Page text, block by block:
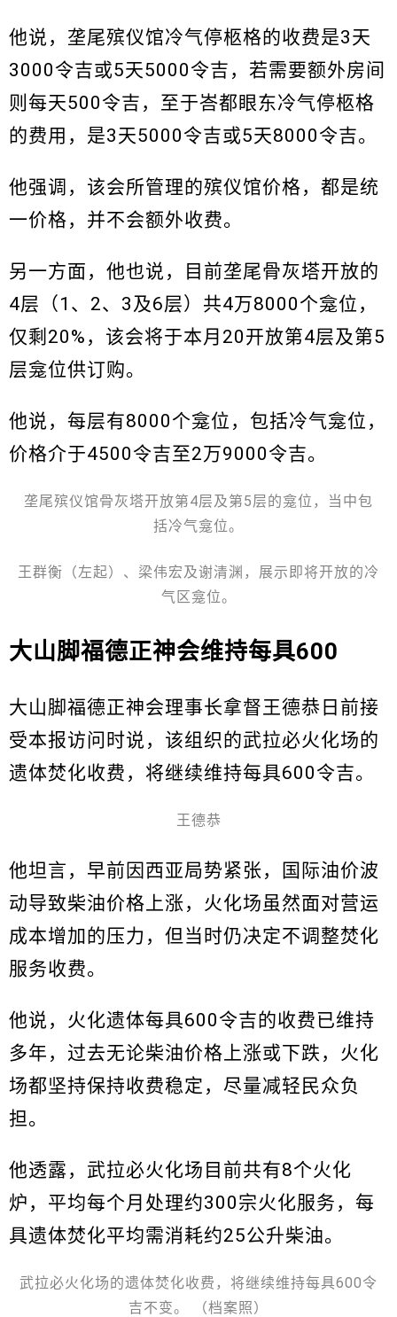
他说，垄尾殡仪馆冷气停柩格的收费是3天
3000令吉或5天5000令吉，若需要额外房间
则每天500令吉，至于峇都眼东冷气停柩格
的费用，是3天5000令吉或5天8000令吉。
他强调，该会所管理的殡仪馆价格，都是统
一价格，并不会额外收费。
另一方面，他也说，目前垄尾骨灰塔开放的
4层（1、2、3及6层）共4万8000个龛位，
仅剩20%，该会将于本月20开放第4层及第5
层龛位供订购。
他说，每层有8000个龛位，包括冷气龛位，
价格介于4500令吉至2万9000令吉。
垄尾殡仪馆骨灰塔开放第4层及第5层的龛位，当中包
括冷气龛位。
王群衡（左起）、梁伟宏及谢清渊，展示即将开放的冷
气区龛位。
大山脚福德正神会维持每具600
大山脚福德正神会理事长拿督王德恭日前接
受本报访问时说，该组织的武拉必火化场的
遗体焚化收费，将继续维持每具600令吉。
王德恭
他坦言，早前因西亚局势紧张，国际油价波
动导致柴油价格上涨，火化场虽然面对营运
成本增加的压力，但当时仍决定不调整焚化
服务收费。
他说，火化遗体每具600令吉的收费已维持
多年，过去无论柴油价格上涨或下跌，火化
场都坚持保持收费稳定，尽量减轻民众负
担。
他透露，武拉必火化场目前共有8个火化
炉，平均每个月处理约300宗火化服务，每
具遗体焚化平均需消耗约25公升柴油。
武拉必火化场的遗体焚化收费，将继续维持每具600令
吉不变。 （档案照）